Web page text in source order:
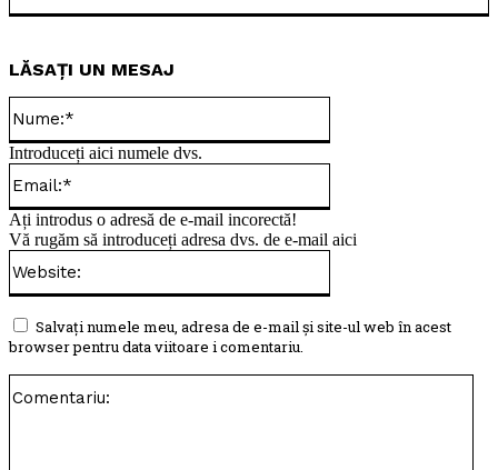
LĂSAȚI UN MESAJ
Introduceți aici numele dvs.
Ați introdus o adresă de e-mail incorectă!
Vă rugăm să introduceți adresa dvs. de e-mail aici
Salvați numele meu, adresa de e-mail și site-ul web în acest
browser pentru data viitoare i comentariu.